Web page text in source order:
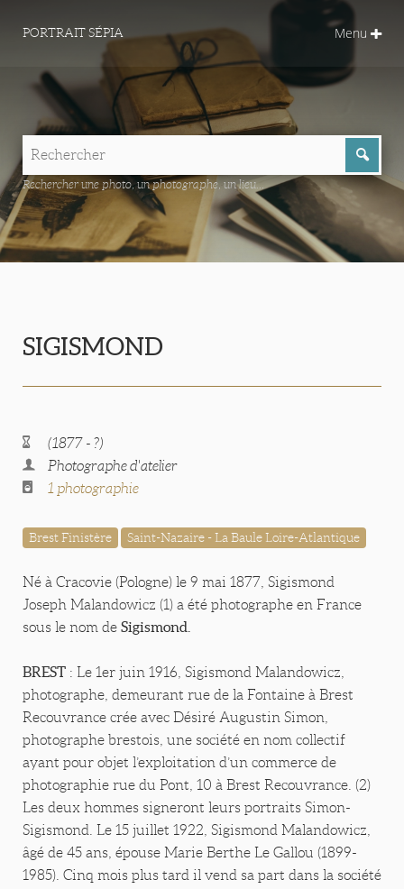
PORTRAIT SÉPIA Menu
Rechercher une photo, un photographe, un lieu...
SIGISMOND
(1877 - ?)
Photographe d'atelier
1 photographie
Brest Finistère Saint-Nazaire - La Baule Loire-Atlantique
Né à Cracovie (Pologne) le 9 mai 1877, Sigismond
Joseph Malandowicz (1) a été photographe en France
sous le nom de Sigismond.
BREST : Le 1er juin 1916, Sigismond Malandowicz,
photographe, demeurant rue de la Fontaine à Brest
Recouvrance crée avec Désiré Augustin Simon,
photographe brestois, une société en nom collectif
ayant pour objet l’exploitation d’un commerce de
photographie rue du Pont, 10 à Brest Recouvrance. (2)
Les deux hommes signeront leurs portraits Simon-
Sigismond. Le 15 juillet 1922, Sigismond Malandowicz,
âgé de 45 ans, épouse Marie Berthe Le Gallou (1899-
1985). Cinq mois plus tard il vend sa part dans la société